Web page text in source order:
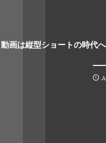
動画は縦型ショートの時代